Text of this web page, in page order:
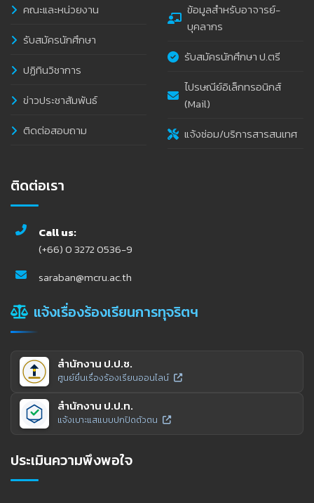
คณะและหน่วยงาน
รับสมัครนักศึกษา
ปฏิทินวิชาการ
ข่าวประชาสัมพันธ์
ติดต่อสอบถาม
ข้อมูลสำหรับอาจารย์-
บุคลากร
รับสมัครนักศึกษา ป.ตรี
ไปรษณีย์อิเล็กทรอนิกส์
(Mail)
แจ้งซ่อม/บริการสารสนเทศ
ติดต่อเรา
Call us:
(+66) 0 3272 0536-9
saraban@mcru.ac.th
แจ้งเรื่องร้องเรียนการทุจริตฯ
สำนักงาน ป.ป.ช.
ศูนย์ยื่นเรื่องร้องเรียนออนไลน์
สำนักงาน ป.ป.ท.
แจ้งเบาะแสแบบปกปิดตัวตน
ประเมินความพึงพอใจ